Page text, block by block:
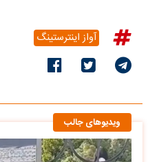
آواز اینترستینگ
ویدیوهای جالب